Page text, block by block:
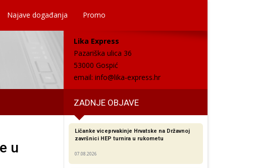
Najave događanja Promo
Lika Express
Pazariška ulica 36
53000 Gospić
email: info@lika-express.hr
ZADNJE OBJAVE
u
Ličanke viceprvakinje Hrvatske na Državnoj
završnici HEP turnira u rukometu
07.08.2026